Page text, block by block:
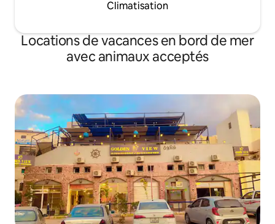
Climatisation
Locations de vacances en bord de mer
avec animaux acceptés